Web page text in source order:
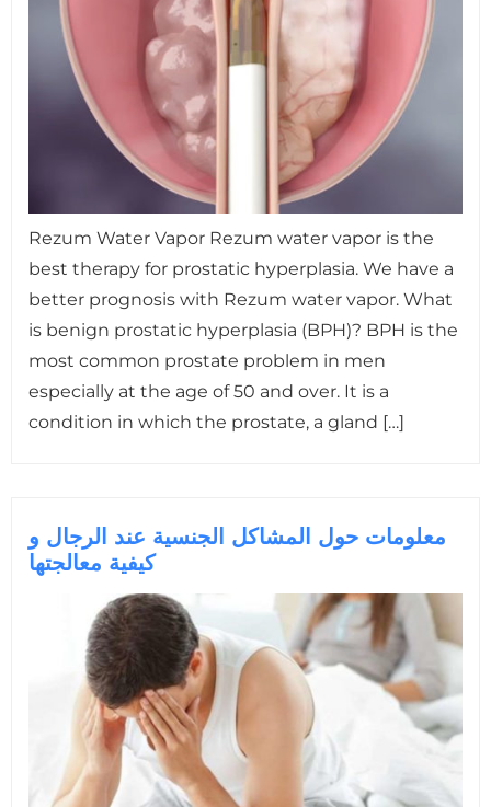
Rezum Water Vapor Rezum water vapor is the
best therapy for prostatic hyperplasia. We have a
better prognosis with Rezum water vapor. What
is benign prostatic hyperplasia (BPH)? BPH is the
most common prostate problem in men
especially at the age of 50 and over. It is a
condition in which the prostate, a gland […]
معلومات حول المشاكل الجنسية عند الرجال و
كيفية معالجتها